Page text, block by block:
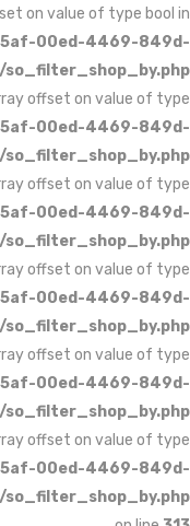
: Trying to access array
/var/www/
extension/
Notice: Trying to
bool in/var/www/
extension/
Notice: Trying to
bool in/var/www/
extension/
Notice: Trying to
bool in/var/www/
extension/
Notice: Trying to
bool in/var/www/
extension/
Notice: Trying to
bool in/var/www/
extension/